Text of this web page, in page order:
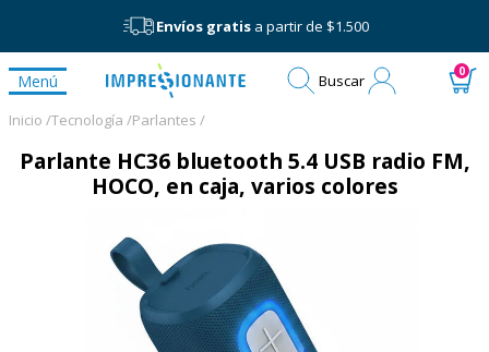
Envíos gratisa partir de $1.500
Menú Buscar 0
Inicio /Tecnología /Parlantes /
Parlante HC36 bluetooth 5.4 USB radio FM,
HOCO, en caja, varios colores